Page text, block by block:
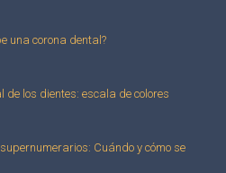
una corona dental?
de los dientes: escala de colores
Cuándo y cómo se